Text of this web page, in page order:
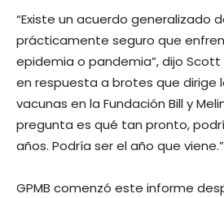
“Existe un acuerdo generalizado
prácticamente seguro que
epidemia o pandemia”, dijo Scott
en respuesta a brotes que dirige
vacunas en la Fundación Bill y
pregunta es qué tan pronto,
años. Podría ser el año que viene.”
GPMB comenzó este informe